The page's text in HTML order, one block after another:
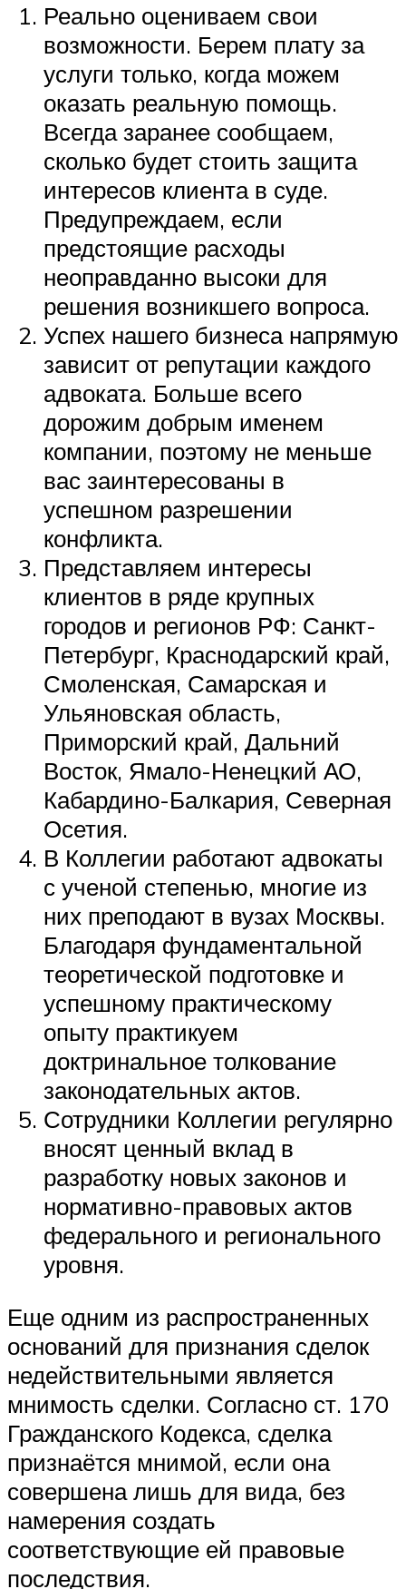
Реально оцениваем свои
возможности. Берем плату за
услуги только, когда можем
оказать реальную помощь.
Всегда заранее сообщаем,
сколько будет стоить защита
интересов клиента в суде.
Предупреждаем, если
предстоящие расходы
неоправданно высоки для
решения возникшего вопроса.
Успех нашего бизнеса напрямую
зависит от репутации каждого
адвоката. Больше всего
дорожим добрым именем
компании, поэтому не меньше
вас заинтересованы в
успешном разрешении
конфликта.
Представляем интересы
клиентов в ряде крупных
городов и регионов РФ: Санкт-
Петербург, Краснодарский край,
Смоленская, Самарская и
Ульяновская область,
Приморский край, Дальний
Восток, Ямало-Ненецкий АО,
Кабардино-Балкария, Северная
Осетия.
В Коллегии работают адвокаты
с ученой степенью, многие из
них преподают в вузах Москвы.
Благодаря фундаментальной
теоретической подготовке и
успешному практическому
опыту практикуем
доктринальное толкование
законодательных актов.
Сотрудники Коллегии регулярно
вносят ценный вклад в
разработку новых законов и
нормативно-правовых актов
федерального и регионального
уровня.
Еще одним из распространенных
оснований для признания сделок
недействительными является
мнимость сделки. Согласно ст. 170
Гражданского Кодекса, сделка
признаётся мнимой, если она
совершена лишь для вида, без
намерения создать
соответствующие ей правовые
последствия.